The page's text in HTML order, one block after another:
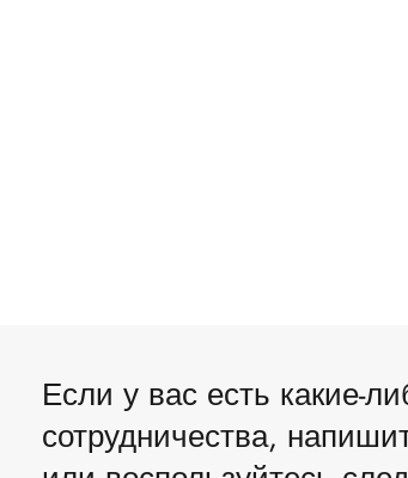
Если у вас есть какие-
сотрудничества,